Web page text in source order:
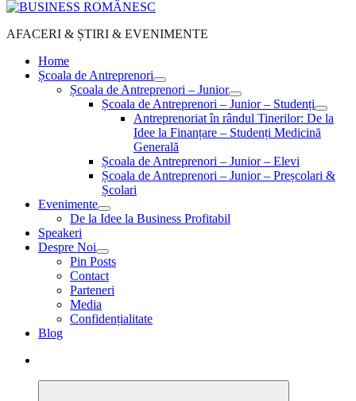
AFACERI & ȘTIRI & EVENIMENTE
Home
Școala de Antreprenori
Școala de Antreprenori – Junior
Școala de Antreprenori – Junior – Studenți
Antreprenoriat în rândul Tinerilor: De la
Idee la Finanțare – Studenți Medicină
Generală
Școala de Antreprenori – Junior – Elevi
Școala de Antreprenori – Junior – Preșcolari &
Școlari
Evenimente
De la Idee la Business Profitabil
Speakeri
Despre Noi
Pin Posts
Contact
Parteneri
Media
Confidențialitate
Blog